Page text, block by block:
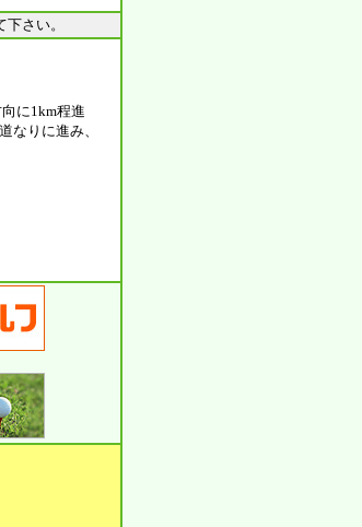
さい。
に1km程進
なりに進み、